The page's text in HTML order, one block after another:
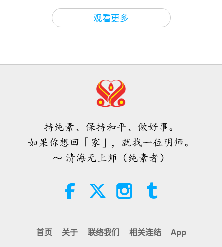
最好一有症状时就服用。如果症状持续超过两天，就
应该咨询你的医生。这些配方都是在预防，是康复的
托说：「噢，因为下雨，或因为今天很冷。」不，
不，不，不。你必须去做检测，以免耽误病情。越早
知道，越容易治愈。如果即早得知，大蒜或抗流感的
茶饮也能治愈你，当然，还需隔离三周，至少需两
普通的流感，而拖延治疗时间，就会很难康复，不易
损，而这取决病的严重程度。取决于你从别人身上感
17:16
纯素主义：高雅的生活方式 2021-08-31
19:13
人畜共通传染病的护盾（二集之二）
2021-09-18
以色列研究发现：身体质量指数与感
染新冠肺炎的关联
2021-06-16 3787
观看更多
2026-08-06
25:38
3:46
「快速充电」是一种美妙的方法，能
时，重新与内在上帝连结
焦点新闻 2026-08-05 1354
38:07
伊斯兰的水资源道德观：摘自《圣
持纯素、保持和平、做好事。
如果你想回「家」，就找一位明师。
～ 清海无上师（纯素者）
首页 关于 联络我们 相关连结 App